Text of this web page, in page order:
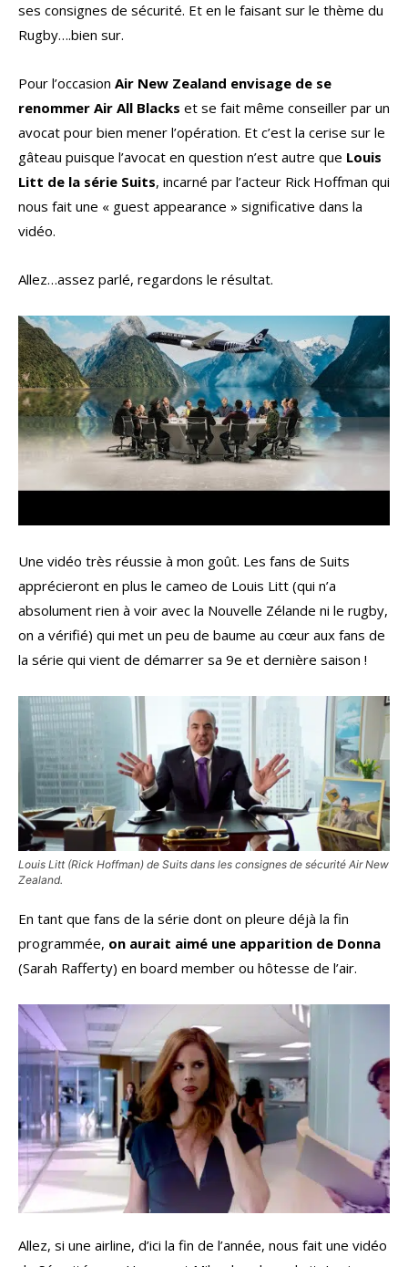
ses consignes de sécurité. Et en le faisant sur le thème du
Rugby….bien sur.
Pour l’occasion Air New Zealand envisage de se
renommer Air All Blacks et se fait même conseiller par un
avocat pour bien mener l’opération. Et c’est la cerise sur le
gâteau puisque l’avocat en question n’est autre que Louis
Litt de la série Suits, incarné par l’acteur Rick Hoffman qui
nous fait une « guest appearance » significative dans la
vidéo.
Allez…assez parlé, regardons le résultat.
Une vidéo très réussie à mon goût. Les fans de Suits
apprécieront en plus le cameo de Louis Litt (qui n’a
absolument rien à voir avec la Nouvelle Zélande ni le rugby,
on a vérifié) qui met un peu de baume au cœur aux fans de
la série qui vient de démarrer sa 9e et dernière saison !
Louis Litt (Rick Hoffman) de Suits dans les consignes de sécurité Air New
Zealand.
En tant que fans de la série dont on pleure déjà la fin
programmée, on aurait aimé une apparition de Donna
(Sarah Rafferty) en board member ou hôtesse de l’air.
Allez, si une airline, d’ici la fin de l’année, nous fait une vidéo